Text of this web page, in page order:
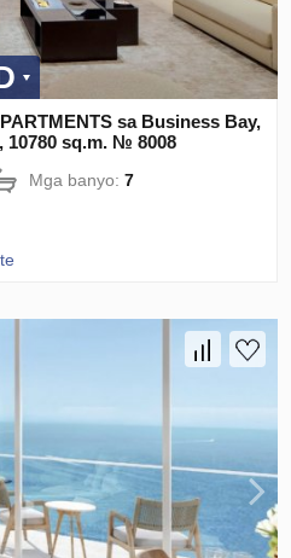
sa Business Bay,
10780 sq.m. № 8008
Mga banyo:7